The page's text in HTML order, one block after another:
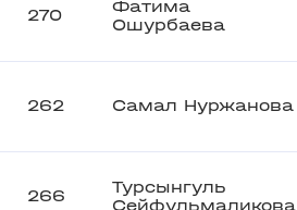
270
Фатима
Ошурбаева
262 Самал Нуржанова
266
Турсынгуль